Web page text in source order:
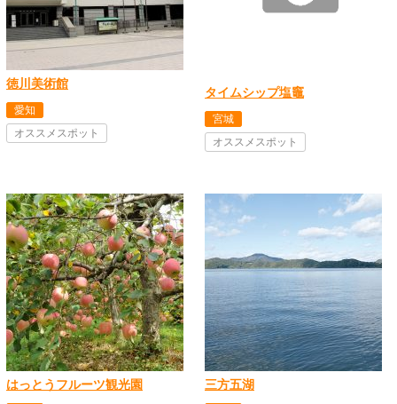
徳川美術館
愛知
オススメスポット
タイムシップ塩竈
宮城
オススメスポット
はっとうフルーツ観光園 三方五湖